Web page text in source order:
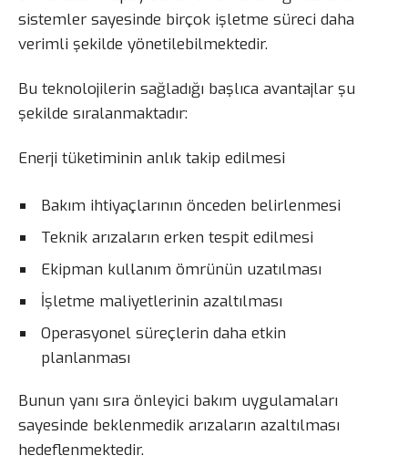
sistemler sayesinde birçok işletme süreci daha
verimli şekilde yönetilebilmektedir.
Bu teknolojilerin sağladığı başlıca avantajlar şu
şekilde sıralanmaktadır:
Enerji tüketiminin anlık takip edilmesi
Bakım ihtiyaçlarının önceden belirlenmesi
Teknik arızaların erken tespit edilmesi
Ekipman kullanım ömrünün uzatılması
İşletme maliyetlerinin azaltılması
Operasyonel süreçlerin daha etkin
planlanması
Bunun yanı sıra önleyici bakım uygulamaları
sayesinde beklenmedik arızaların azaltılması
hedeflenmektedir.